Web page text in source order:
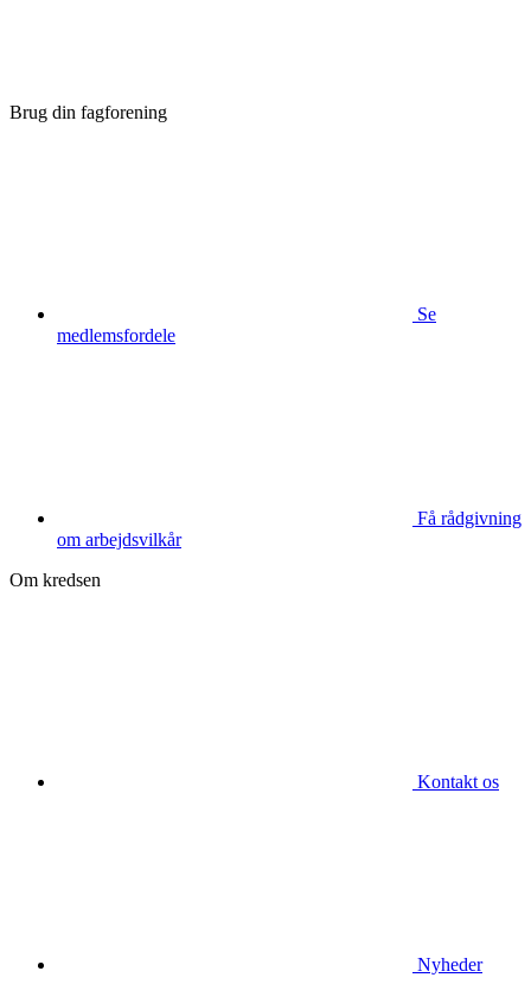
Brug din fagforening
Se
medlemsfordele
Få rådgivning
om arbejdsvilkår
Om kredsen
Kontakt os
Nyheder